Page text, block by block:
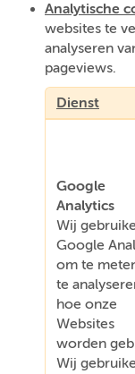
Analytische
websites te
analyseren
pageviews.
Dienst
Google
Analytics
Wij
Google
om te
te
hoe onze
Websites
worden
Wij